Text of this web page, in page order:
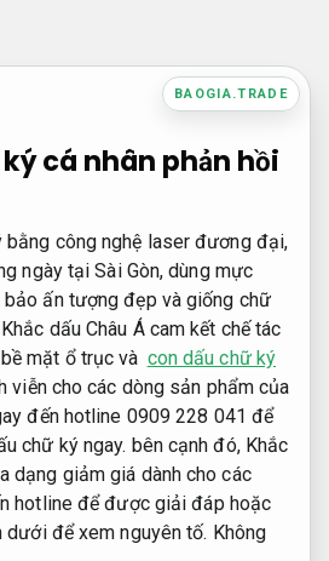
BAOGIA.TRADE
cá nhân phản hồi
bằng công nghệ laser đương đại,
ngày tại Sài Gòn, dùng mực
ấn tượng đẹp và giống chữ
dấu Châu Á cam kết chế tác
mặt ổ trục và con dấu chữ ký
viễn cho các dòng sản phẩm của
đến hotline 0909 228 041 để
chữ ký ngay. bên cạnh đó, Khắc
dạng giảm giá dành cho các
hotline để được giải đáp hoặc
dưới để xem nguyên tố. Không